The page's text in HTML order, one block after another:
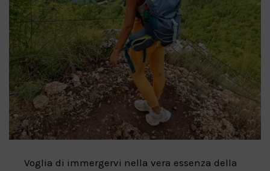
Voglia di immergervi nella vera essenza della